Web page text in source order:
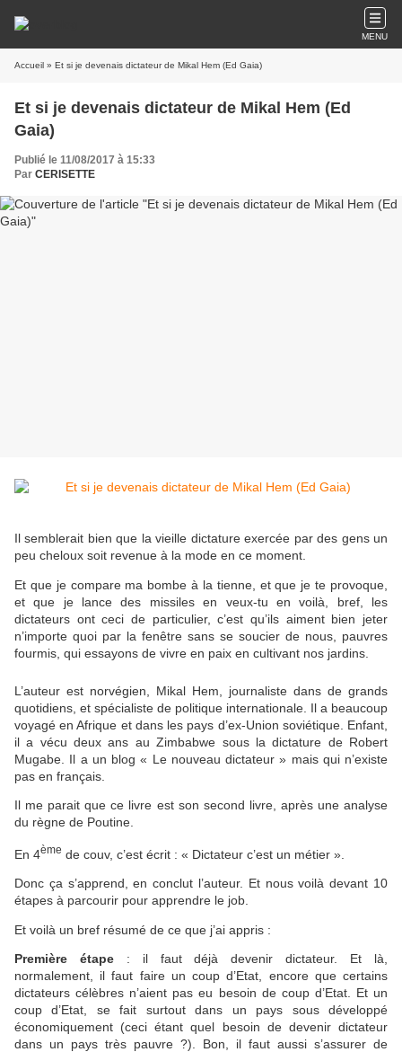
MENU
Accueil » Et si je devenais dictateur de Mikal Hem (Ed Gaia)
Et si je devenais dictateur de Mikal Hem (Ed
Gaia)
Publié le 11/08/2017 à 15:33
Par CERISETTE
Il semblerait bien que la vieille dictature exercée par des gens un
peu cheloux soit revenue à la mode en ce moment.
Et que je compare ma bombe à la tienne, et que je te provoque,
et que je lance des missiles en veux-tu en voilà, bref, les
dictateurs ont ceci de particulier, c’est qu’ils aiment bien jeter
n’importe quoi par la fenêtre sans se soucier de nous, pauvres
fourmis, qui essayons de vivre en paix en cultivant nos jardins.
L’auteur est norvégien, Mikal Hem, journaliste dans de grands
quotidiens, et spécialiste de politique internationale. Il a beaucoup
voyagé en Afrique et dans les pays d’ex-Union soviétique. Enfant,
il a vécu deux ans au Zimbabwe sous la dictature de Robert
Mugabe. Il a un blog « Le nouveau dictateur » mais qui n’existe
pas en français.
Il me parait que ce livre est son second livre, après une analyse
du règne de Poutine.
En 4ème de couv, c’est écrit : « Dictateur c’est un métier ».
Donc ça s’apprend, en conclut l’auteur. Et nous voilà devant 10
étapes à parcourir pour apprendre le job.
Et voilà un bref résumé de ce que j’ai appris :
Première étape: il faut déjà devenir dictateur. Et là,
normalement, il faut faire un coup d’Etat, encore que certains
dictateurs célèbres n’aient pas eu besoin de coup d’Etat. Et un
coup d’Etat, se fait surtout dans un pays sous développé
économiquement (ceci étant quel besoin de devenir dictateur
dans un pays très pauvre ?). Bon, il faut aussi s’assurer de